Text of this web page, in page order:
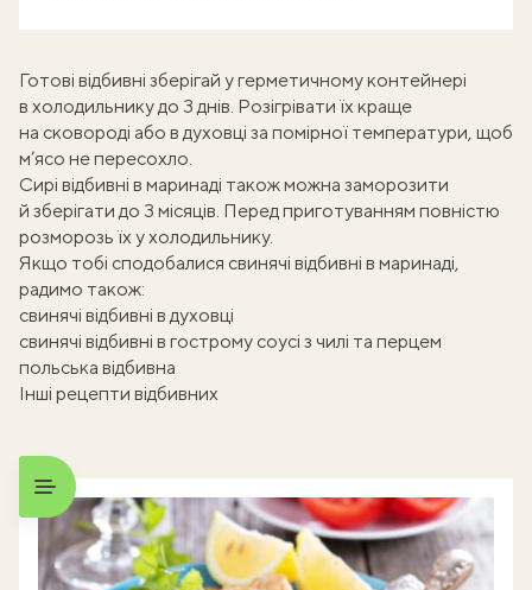
Готові відбивні зберігай у герметичному контейнері
в холодильнику до 3 днів. Розігрівати їх краще
на сковороді або в духовці за помірної температури, щоб
м’ясо не пересохло.
Сирі відбивні в маринаді також можна заморозити
й зберігати до 3 місяців. Перед приготуванням повністю
розморозь їх у холодильнику.
Якщо тобі сподобалися свинячі відбивні в маринаді,
радимо також:
свинячі відбивні в духовці
свинячі відбивні в гострому соусі з чилі та перцем
польська відбивна
Інші рецепти відбивних